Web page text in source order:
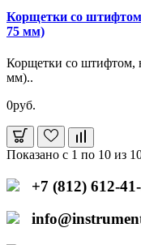
Корщетки со штифтом,
75 мм)
Корщетки со штифтом,
мм)..
0руб.
Показано с 1 по 10 из
+7 (812) 612-